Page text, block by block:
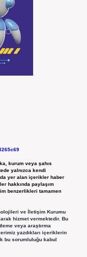
kurum veya şahıs
yalnızca kendi
yer alan içerikler haber
hakkında paylaşım
benzerlikleri tamamen
ve İletişim Kurumu
hizmet vermektedir. Bu
veya araştırma
yazdıkları içeriklerin
bu sorumluluğu kabul